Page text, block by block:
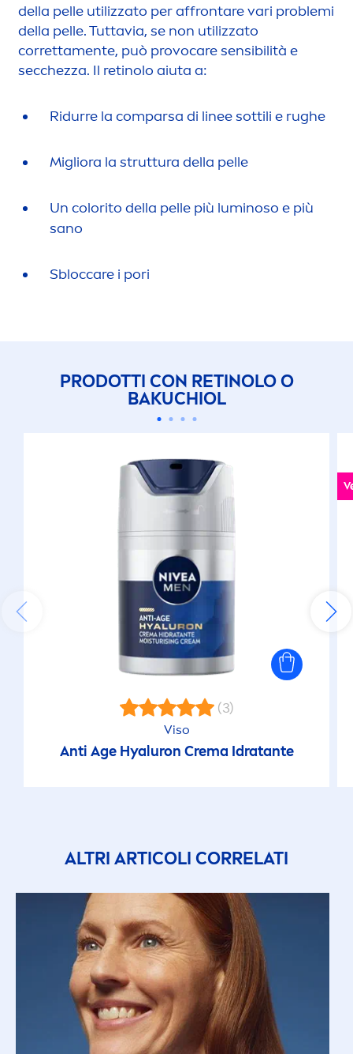
della pelle utilizzato per affrontare vari problemi
della pelle. Tuttavia, se non utilizzato
correttamente, può provocaresensibilità e
secchezza. Il retinolo aiuta a:
Ridurre la comparsa di linee sottili e rughe
Migliora la struttura della pelle
Un colorito della pelle più luminoso e più
sano
Sbloccare i pori
PRODOTTI CON RETINOLO O
BAKUCHIOL
(3)
Viso
Anti Age Hyaluron Crema Idratante
ALTRI ARTICOLI CORRELATI